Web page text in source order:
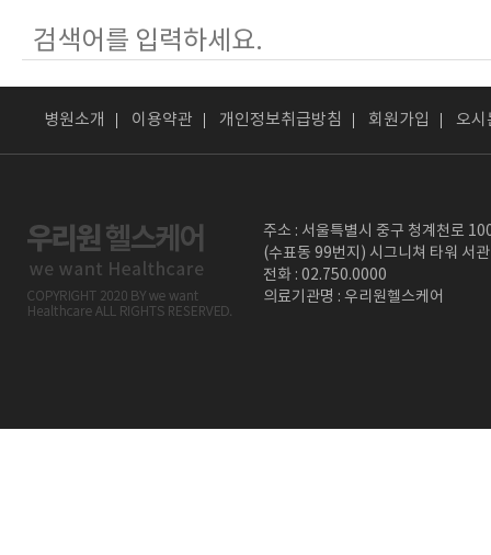
병원소개 이용약관 개인정보취급방침 회원가입 오시
주소 : 서울특별시 중구 청계천로
(수표동 99번지) 시그니쳐 타워 서
전화 : 02.750.0000
의료기관명 : 우리원헬스케어